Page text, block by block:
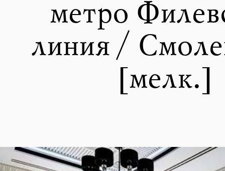
метро
линия /
[мелк.]